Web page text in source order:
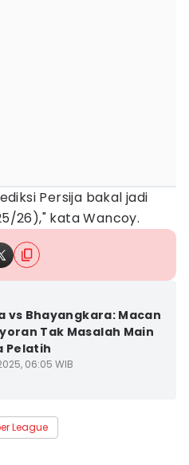
Persija bakal jadi
26)," kata Wancoy.
vs Bhayangkara: Macan
Tak Masalah Main
Pelatih
06:05 WIB
League